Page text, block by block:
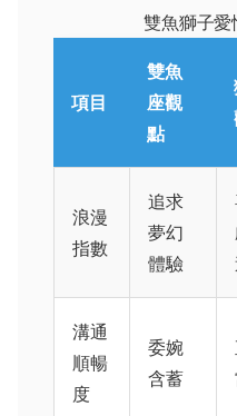
雙魚獅子愛
項目
雙魚
座觀
點
浪漫
指數
追求
夢幻
體驗
溝通
順暢
度
委婉
含蓄